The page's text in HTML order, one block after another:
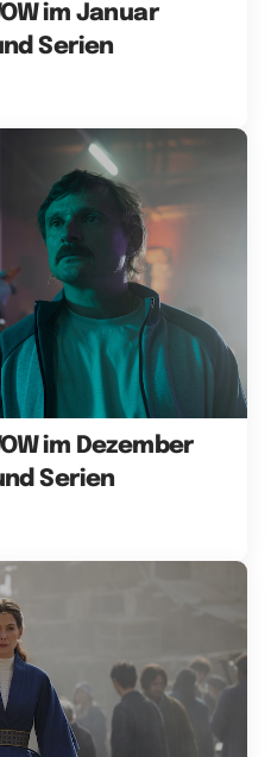
im Januar
Serien
im Dezember
Serien